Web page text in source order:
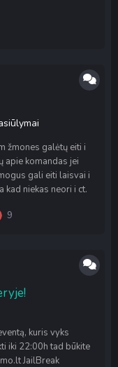
žmones galėtų eiti i
apie komandas jei
gali eiti laisvai i
kad niekas neori i ct.
9
kuris vyks
iki 22:00h tad būkite
JailBreak